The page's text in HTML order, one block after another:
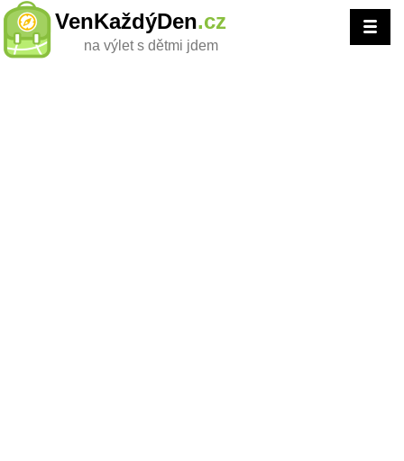
VenKaždýDen.cz
na výlet s dětmi jdem